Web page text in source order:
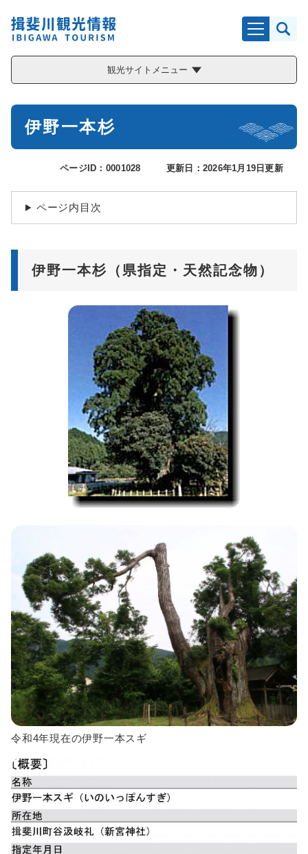
観光サイトメニュー
本
伊野一本杉
ページID：0001028 更新日：2026年1月19日更新
ページ内目次
伊野一本杉（県指定・天然記念物）
令和4年現在の伊野一本スギ